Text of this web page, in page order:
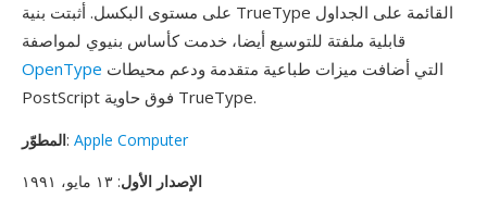
على مستوى البكسل. أثبتت بنية TrueType القائمة على الجداول
قابلية ملفتة للتوسيع أيضا، خدمت كأساس بنيوي لمواصفة
OpenType
PostScript فوق حاوية TrueType.
المطوّر: Apple Computer
الإصدار الأول: ١٣ مايو، ١٩٩١